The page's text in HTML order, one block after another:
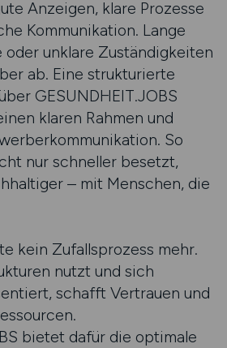
Anzeigen, klare Prozesse
Kommunikation. Lange
oder unklare Zuständigkeiten
ab. Eine strukturierte
GESUNDHEIT.JOBS
klaren Rahmen und
So
nur schneller besetzt,
– mit Menschen, die
kein Zufallsprozess mehr.
nutzt und sich
schafft Vertrauen und
bietet dafür die optimale